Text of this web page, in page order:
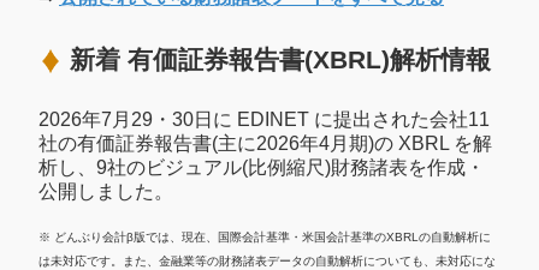
新着 有価証券報告書(XBRL)解析情報
2026年7月29・30日に EDINET に提出された会社11
社の有価証券報告書(主に2026年4月期)の XBRL を解
析し、9社のビジュアル(比例縮尺)財務諸表を作成・
公開しました。
※ どんぶり会計β版では、現在、国際会計基準・米国会計基準のXBRLの自動解析に
は未対応です。また、金融業等の財務諸表データの自動解析についても、未対応にな